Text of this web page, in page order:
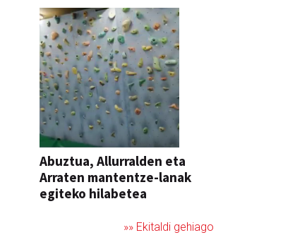
Abuztua, Allurralden eta
Arraten mantentze-lanak
egiteko hilabetea
»» Ekitaldi gehiago